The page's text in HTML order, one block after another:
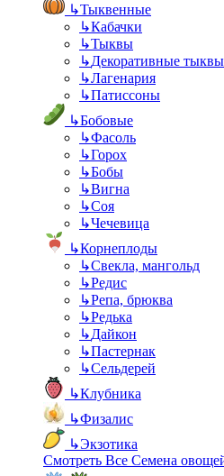
↳Тыквенные
↳Кабачки
↳Тыквы
↳Декоративные тыквы
↳Лагенария
↳Патиссоны
↳Бобовые
↳Фасоль
↳Горох
↳Бобы
↳Вигна
↳Соя
↳Чечевица
↳Корнеплоды
↳Свекла, мангольд
↳Редис
↳Репа, брюква
↳Редька
↳Дайкон
↳Пастернак
↳Сельдерей
↳Клубника
↳Физалис
↳Экзотика
Смотреть Все Семена